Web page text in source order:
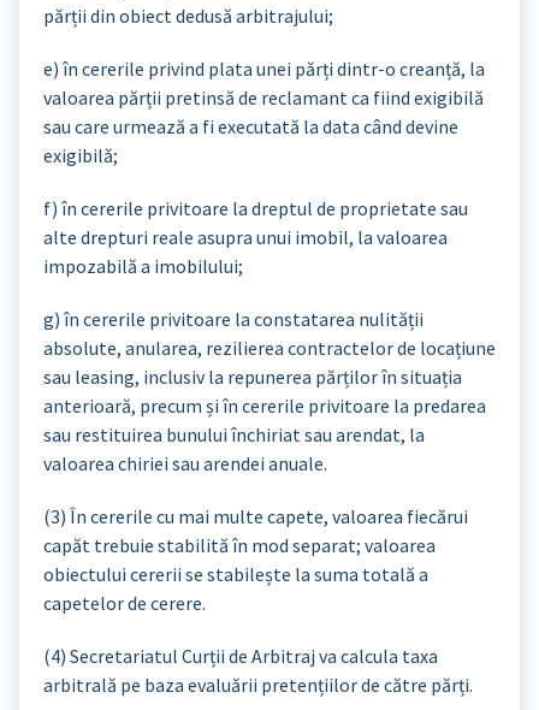
părții din obiect dedusă arbitrajului;
e) în cererile privind plata unei părți dintr-o creanță, la
valoarea părții pretinsă de reclamant ca fiind exigibilă
sau care urmează a fi executată la data când devine
exigibilă;
f) în cererile privitoare la dreptul de proprietate sau
alte drepturi reale asupra unui imobil, la valoarea
impozabilă a imobilului;
g) în cererile privitoare la constatarea nulității
absolute, anularea, rezilierea contractelor de locațiune
sau leasing, inclusiv la repunerea părților în situația
anterioară, precum și în cererile privitoare la predarea
sau restituirea bunului închiriat sau arendat, la
valoarea chiriei sau arendei anuale.
(3) În cererile cu mai multe capete, valoarea fiecărui
capăt trebuie stabilită în mod separat; valoarea
obiectului cererii se stabilește la suma totală a
capetelor de cerere.
(4) Secretariatul Curții de Arbitraj va calcula taxa
arbitrală pe baza evaluării pretențiilor de către părți.